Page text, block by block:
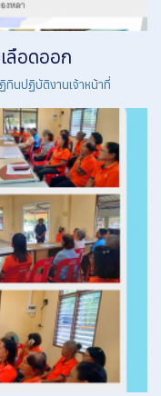
ลือดออก
ทินปฏิบัติงานเจ้าหน้าที่